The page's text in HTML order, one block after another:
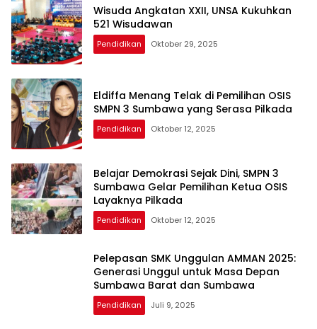
Wisuda Angkatan XXII, UNSA Kukuhkan
521 Wisudawan
Pendidikan Oktober 29, 2025
Eldiffa Menang Telak di Pemilihan OSIS
SMPN 3 Sumbawa yang Serasa Pilkada
Pendidikan Oktober 12, 2025
Belajar Demokrasi Sejak Dini, SMPN 3
Sumbawa Gelar Pemilihan Ketua OSIS
Layaknya Pilkada
Pendidikan Oktober 12, 2025
Pelepasan SMK Unggulan AMMAN 2025:
Generasi Unggul untuk Masa Depan
Sumbawa Barat dan Sumbawa
Pendidikan Juli 9, 2025